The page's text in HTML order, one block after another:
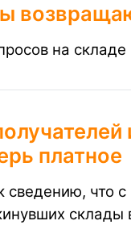
на
платное
сведению, что